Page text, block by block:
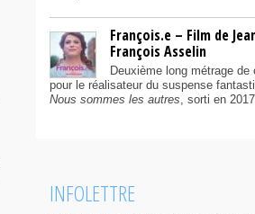
François.e – Film de
François Asselin
Deuxième long métrage de
pour le réalisateur du suspense
Nous sommes les autres, sorti en
INFOLETTRE